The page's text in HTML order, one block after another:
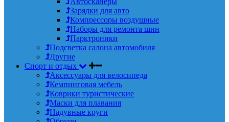
Зарядки для авто
Компрессоры воздушные
Наборы для ремонта шин
Парктроники
Подсветка салона автомобиля
Другие
Спорт и отдых
Аксессуары для велосипеда
Кемпинговая мебель
Коврики туристические
Маски для плавания
Надувные круги